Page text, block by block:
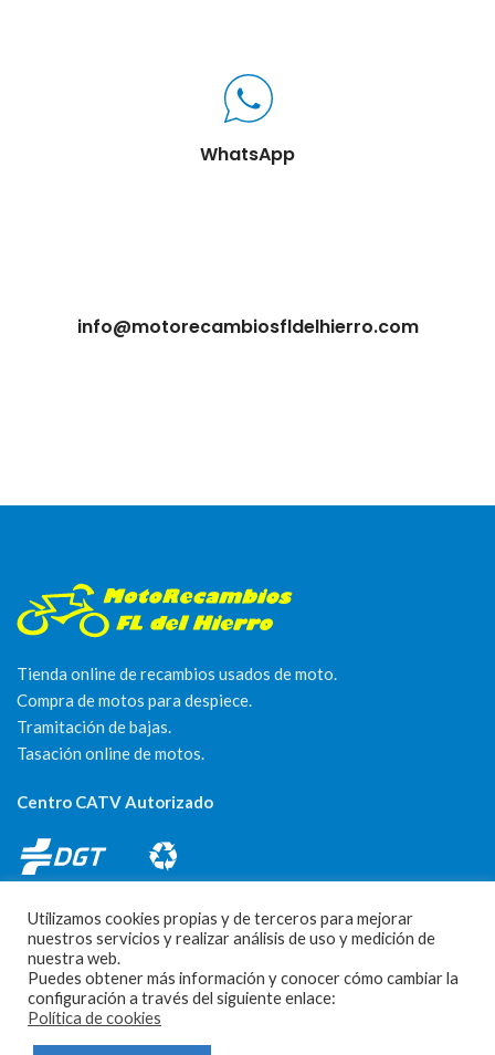
WhatsApp
info@motorecambiosfldelhierro.com
Tienda online de recambios usados de moto.
Compra de motos para despiece.
Tramitación de bajas.
Tasación online de motos.
Centro CATV Autorizado
CONTACTO
Parque Empresarial Las Condas , Nave 1
Utilizamos cookies propias y de terceros para mejorar
nuestros servicios y realizar análisis de uso y medición de
nuestra web.
Puedes obtener más información y conocer cómo cambiar la
configuración a través del siguiente enlace:
Política de cookies